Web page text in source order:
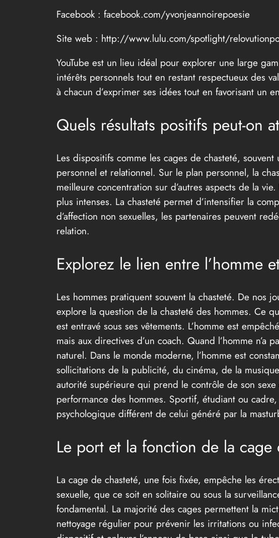
Facebook : facebook.com/yvonjeannoirepoesie
Site web : http://www.lulu.com/spotlight/
YouTube est un lieu idéal pour explorer une large
intérêts personnels tout en restant respectueux des
à chacun d’exprimer ses idées tout en favorisant un
Quels résultats positifs peut-on
Les dispositifs comme les cages de chasteté,
personnel et relationnel. Sur le plan personnel, la
meilleure concentration sur d’autres aspects de la
plus intenses. La chasteté permet d’intensifier la
d’affection non sexuelles, les partenaires peuvent
relation.
Explorez le lien entre l’homme
Les hommes pratiquent souvent la chasteté. De nos
explore la question de la chasteté des hommes. Ce
est entravé sous ses vêtements. L’homme est
mais aux directives d’un coach. Quand l’homme
naturel. Dans le monde moderne, l’homme est
sollicitations de la publicité, du cinéma, de la
autorité supérieure qui prend le contrôle de son
performance des hommes. Sportif, étudiant ou
psychologique différent de celui généré par la
Le port et la fonction de la cage
La cage de chasteté, une fois fixée, empêche les
sexuelle, que ce soit en solitaire ou sous la
fondamental. La majorité des cages permettent la
nettoyage régulier pour prévenir les irritations ou